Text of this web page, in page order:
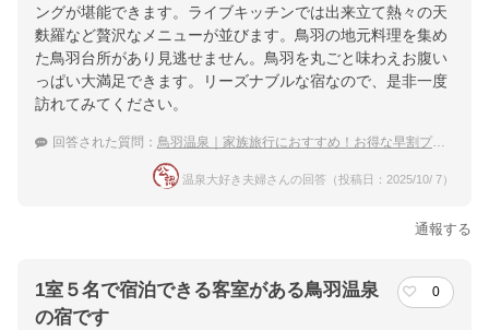
ングが堪能できます。ライブキッチンでは出来立て熱々の天
麩羅など贅沢なメニューが並びます。鳥羽の地元料理を集め
た鳥羽台所があり見逃せません。鳥羽を丸ごと味わえお腹い
っぱい大満足できます。リーズナブルな宿なので、是非一度
訪れてみてください。
回答された質問： 鳥羽温泉｜家族旅行におすすめ！お得な早割プランがある温泉宿は？
温泉大好き夫婦さんの回答（投稿日：2025/10/ 7）
通報する
1室５名で宿泊できる客室がある鳥羽温泉
の宿です
0